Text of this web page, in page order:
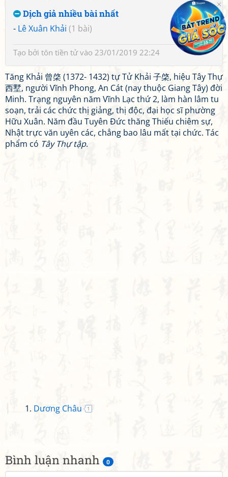
Bình luận nhanh 0
Dịch giả nhiều bài nhất
- Lê Xuân Khải (1 bài)
Tạo bởi tôn tiền tửvào 23/01/2019 22:24
Tăng Khải 曾棨 (1372- 1432) tự Tử Khải 子棨, hiệu Tây Thự
西墅, người Vĩnh Phong, An Cát (nay thuộc Giang Tây) đời
Minh. Trạng nguyên năm Vĩnh Lạc thứ 2, làm hàn lâm tu
soạn, trải các chức thị giảng, thị độc, đại học sĩ phường
Hữu Xuân. Năm đầu Tuyên Đức thăng Thiếu chiêm sự,
Nhật trực văn uyên các, chẳng bao lâu mất tại chức. Tác
phẩm có Tây Thự tập.
Dương Châu 1